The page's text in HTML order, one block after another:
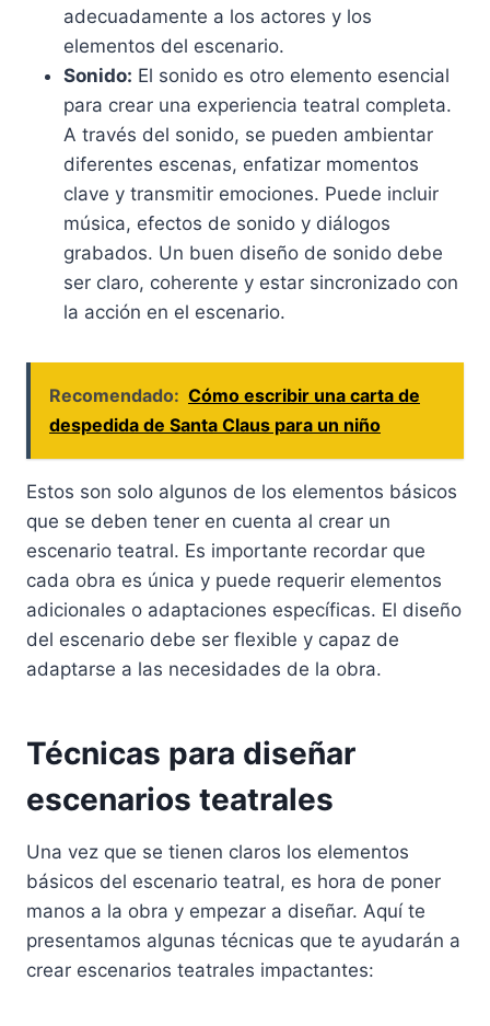
adecuadamente a los actores y los
elementos del escenario.
Sonido: El sonido es otro elemento esencial
para crear una experiencia teatral completa.
A través del sonido, se pueden ambientar
diferentes escenas, enfatizar momentos
clave y transmitir emociones. Puede incluir
música, efectos de sonido y diálogos
grabados. Un buen diseño de sonido debe
ser claro, coherente y estar sincronizado con
la acción en el escenario.
Recomendado: Cómo escribir una carta de
despedida de Santa Claus para un niño
Estos son solo algunos de los elementos básicos
que se deben tener en cuenta al crear un
escenario teatral. Es importante recordar que
cada obra es única y puede requerir elementos
adicionales o adaptaciones específicas. El diseño
del escenario debe ser flexible y capaz de
adaptarse a las necesidades de la obra.
Técnicas para diseñar
escenarios teatrales
Una vez que se tienen claros los elementos
básicos del escenario teatral, es hora de poner
manos a la obra y empezar a diseñar. Aquí te
presentamos algunas técnicas que te ayudarán a
crear escenarios teatrales impactantes: